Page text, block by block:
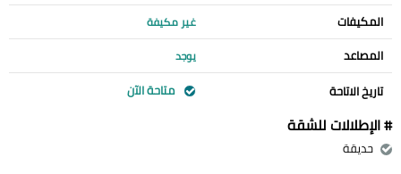
المكيفات غير مكيفة
المصاعد يوجد
تاريخ الاتاحة متاحة الآن
# الإطلالات للشقة
حديقة